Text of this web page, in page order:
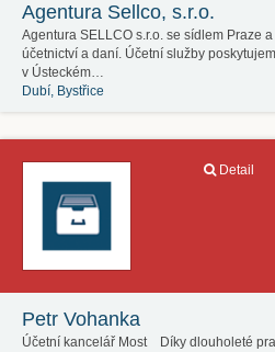
Agentura Sellco, s.r.o.
Agentura SELLCO s.r.o. se sídlem Praze
účetnictví a daní. Účetní služby
v Ústeckém…
Dubí, Bystřice
Detail
Petr Vohanka
Účetní kancelář Most Díky dlouholeté